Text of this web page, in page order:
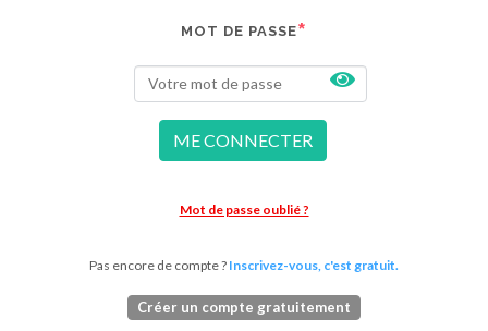
MOT DE PASSE
ME CONNECTER
Mot de passe oublié ?
Pas encore de compte ? Inscrivez-vous, c'est gratuit.
Créer un compte gratuitement